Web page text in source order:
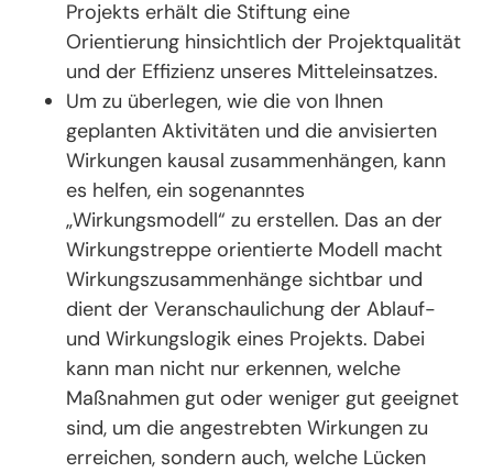
Projekts erhält die Stiftung eine
Orientierung hinsichtlich der Projektqualität
und der Effizienz unseres Mitteleinsatzes.
Um zu überlegen, wie die von Ihnen
geplanten Aktivitäten und die anvisierten
Wirkungen kausal zusammenhängen, kann
es helfen, ein sogenanntes
„Wirkungsmodell“ zu erstellen. Das an der
Wirkungstreppe orientierte Modell macht
Wirkungszusammenhänge sichtbar und
dient der Veranschaulichung der Ablauf-
und Wirkungslogik eines Projekts. Dabei
kann man nicht nur erkennen, welche
Maßnahmen gut oder weniger gut geeignet
sind, um die angestrebten Wirkungen zu
erreichen, sondern auch, welche Lücken